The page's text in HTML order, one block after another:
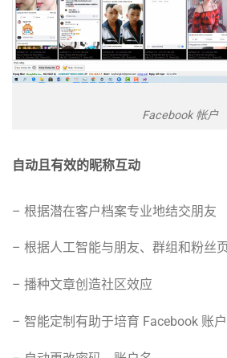
方便管理
Facebook 帐户
自动且有效的昵称互动
– 根据潜在客户档案专业地结交朋友
– 根据人工智能与朋友、群组和粉丝
– 播种文章创造社区效应
– 智能定制有助于培育 Facebook 账